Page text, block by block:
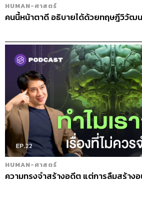
HUMAN-ศาสตร์
คนนี้หน้าตาดี อธิบายได้ด้วยทฤษฎีวิวัฒ
HUMAN-ศาสตร์
ความทรงจำสร้างอดีต แต่การลืมสร้าง